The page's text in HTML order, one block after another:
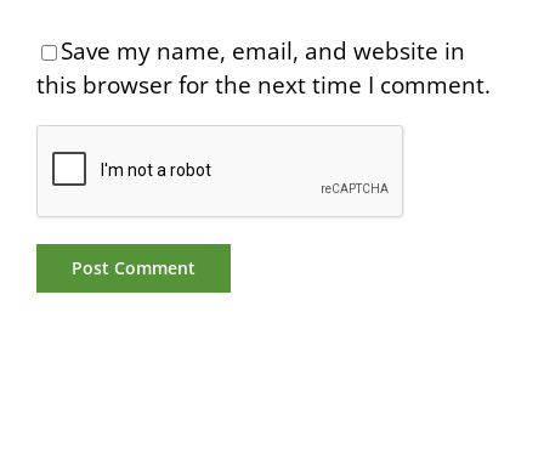
Save my name, email, and website in
this browser for the next time I comment.